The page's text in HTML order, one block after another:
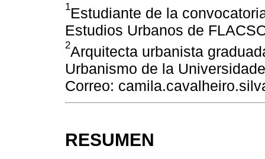
1Estudiante de la
Estudios Urbanos de
2Arquitecta urbanista
Urbanismo de la
Correo:
RESUMEN